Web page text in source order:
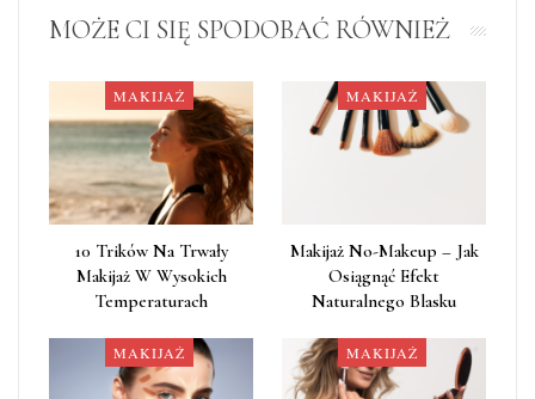
MOŻE CI SIĘ SPODOBAĆ RÓWNIEŻ
MAKIJAŻ
10 Trików Na Trwały
Makijaż W Wysokich
Temperaturach
MAKIJAŻ
Makijaż No-Makeup – Jak
Osiągnąć Efekt
Naturalnego Blasku
MAKIJAŻ MAKIJAŻ